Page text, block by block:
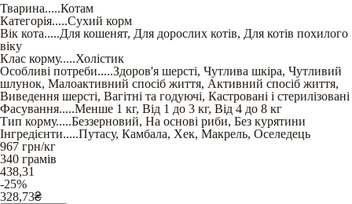
Тварина.....Котам
Категорія.....Сухий корм
Вік кота.....Для кошенят, Для дорослих котів, Для котів похилого
віку
Клас корму.....Холістик
Особливі потреби.....Здоров'я шерсті, Чутлива шкіра, Чутливий
шлунок, Малоактивний спосіб життя, Активний спосіб життя,
Виведення шерсті, Вагітні та годуючі, Кастровані і стерилізовані
Фасування.....Менше 1 кг, Від 1 до 3 кг, Від 4 до 8 кг
Тип корму.....Беззерновий, На основі риби, Без курятини
Інгредієнти.....Путасу, Камбала, Хек, Макрель, Оселедець
967 грн/кг
340 грамів
438,31
-25%
328,73₴